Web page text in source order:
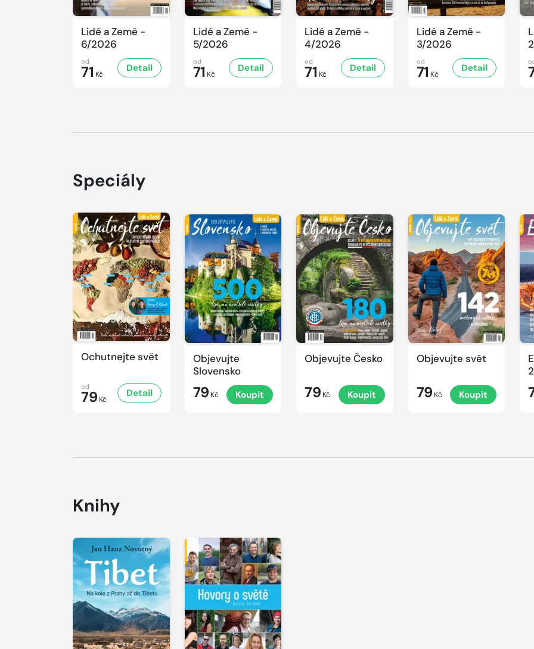
Lidé a Země -
6/2026
od
71 Kč
Detail
Lidé a Země -
5/2026
od
71 Kč
Detail
Lidé a Země -
4/2026
od
71 Kč
Detail
Lidé a Země -
3/2026
od
71 Kč
Detail
Speciály
Ochutnejte svět
od
79 Kč
Detail
Objevujte
Slovensko
79 Kč Koupit
Objevujte Česko
79 Kč Koupit
Objevujte svět
79 Kč Koupit
2
Knihy